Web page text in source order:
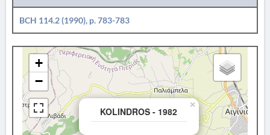
BCH 114.2 (1990), p. 783-783
KOLINDROS - 1982
×
+
−